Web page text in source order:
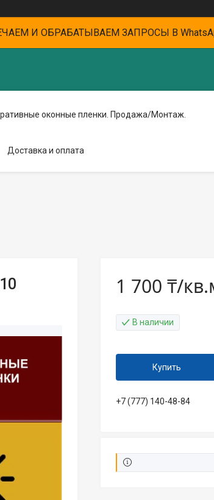
И ОБРАБАТЫВАЕМ ЗАПРОСЫ В
оконные пленки. Продажа/Монтаж.
Доставка и оплата
1 700 ₸/
В наличии
Купить
+7 (777) 140-48-84